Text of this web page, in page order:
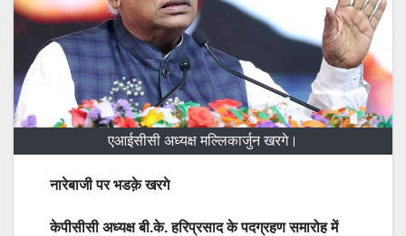
एआईसीसी अध्यक्ष मल्लिकार्जुन खरगे।
नारेबाजी पर भडक़े खरगे
केपीसीसी अध्यक्ष बी.के. हरिप्रसाद के पदग्रहण समारोह में